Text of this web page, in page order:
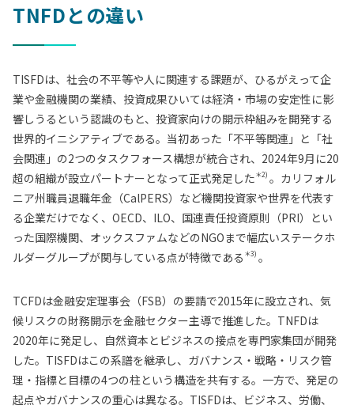
TNFDとの違い
TISFDは、社会の不平等や人に関連する課題が、ひるがえって企
業や金融機関の業績、投資成果ひいては経済・市場の安定性に影
響しうるという認識のもと、投資家向けの開示枠組みを開発する
世界的イニシアティブである。当初あった「不平等関連」と「社
会関連」の2つのタスクフォース構想が統合され、2024年9月に20
超の組織が設立パートナーとなって正式発足した＊2) 。カリフォル
ニア州職員退職年金（CalPERS）など機関投資家や世界を代表す
る企業だけでなく、OECD、ILO、国連責任投資原則（PRI）とい
った国際機関、オックスファムなどのNGOまで幅広いステークホ
ルダーグループが関与している点が特徴である ＊3) 。
TCFDは金融安定理事会（FSB）の要請で2015年に設立され、気
候リスクの財務開示を金融セクター主導で推進した。TNFDは
2020年に発足し、自然資本とビジネスの接点を専門家集団が開発
した。TISFDはこの系譜を継承し、ガバナンス・戦略・リスク管
理・指標と目標の4つの柱という構造を共有する。一方で、発足の
起点やガバナンスの重心は異なる。TISFDは、ビジネス、労働、